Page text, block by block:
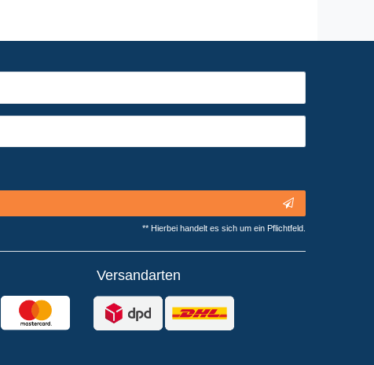
** Hierbei handelt es sich um ein Pflichtfeld.
Versandarten